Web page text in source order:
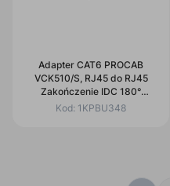
Adapter CAT6 PROCAB
VCK510/S, RJ45 do RJ45
Zakończenie IDC 180°
Ekranowane
Kod: 1KPBU348